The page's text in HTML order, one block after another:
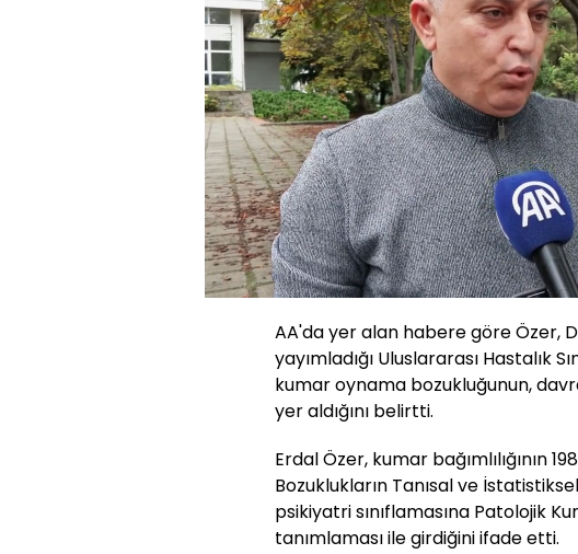
Sesi
Aç
Yüklendi:
27.67%
AA'da yer alan habere göre Özer,
yayımladığı Uluslararası Hastalık
kumar oynama bozukluğunun,
yer aldığını belirtti.
Erdal Özer, kumar bağımlılığının
Bozuklukların Tanısal ve
psikiyatri sınıflamasına Patolojik
tanımlaması ile girdiğini ifade etti.